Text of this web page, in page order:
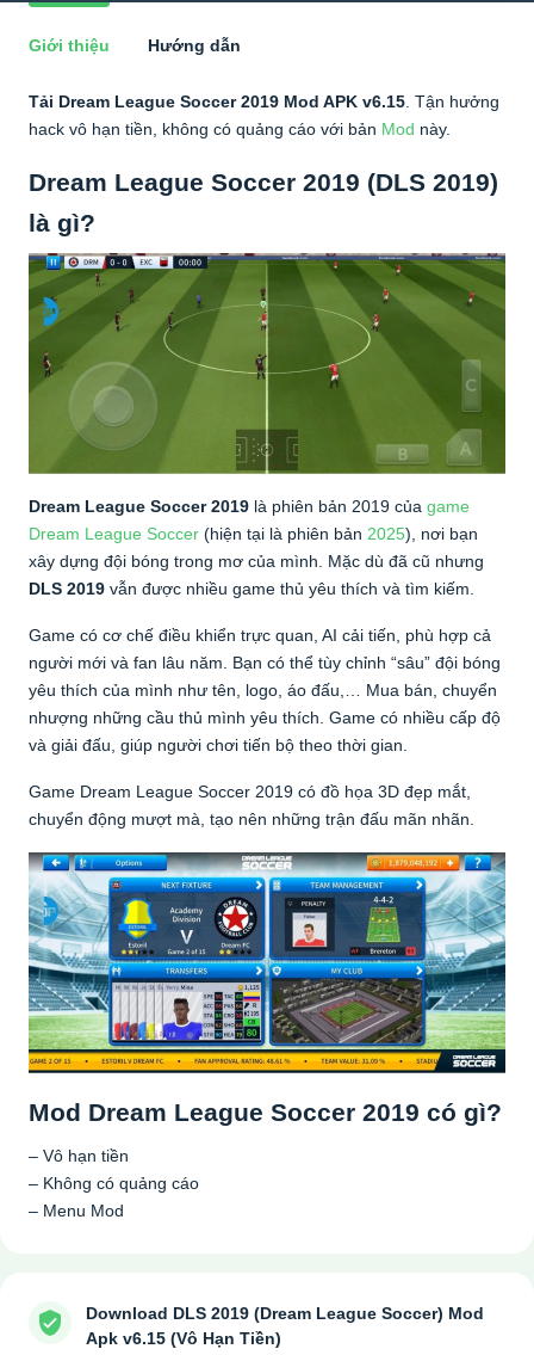
Giới thiệu Hướng dẫn
Tải Dream League Soccer 2019 Mod APK v6.15 . Tận hưởng
hack vô hạn tiền, không có quảng cáo với bản Mod này.
Dream League Soccer 2019 (DLS 2019)
là gì?
Dream League Soccer 2019 là phiên bản 2019 của game
Dream League Soccer (hiện tại là phiên bản 2025), nơi bạn
xây dựng đội bóng trong mơ của mình. Mặc dù đã cũ nhưng
DLS 2019 vẫn được nhiều game thủ yêu thích và tìm kiếm.
Game có cơ chế điều khiển trực quan, AI cải tiến, phù hợp cả
người mới và fan lâu năm. Bạn có thể tùy chỉnh “sâu” đội bóng
yêu thích của mình như tên, logo, áo đấu,… Mua bán, chuyển
nhượng những cầu thủ mình yêu thích. Game có nhiều cấp độ
và giải đấu, giúp người chơi tiến bộ theo thời gian.
Game Dream League Soccer 2019 có đồ họa 3D đẹp mắt,
chuyển động mượt mà, tạo nên những trận đấu mãn nhãn.
Mod Dream League Soccer 2019 có gì?
– Vô hạn tiền
– Không có quảng cáo
– Menu Mod
Download DLS 2019 (Dream League Soccer) Mod
Apk v6.15 (Vô Hạn Tiền)